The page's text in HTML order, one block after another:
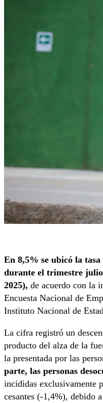
En 8,5% se ubicó la
durante el trimestre
2025), de acuerdo con la
Encuesta Nacional de
Instituto Nacional de
La cifra registró un
producto del alza de la
la presentada por las
parte, las personas
incididas exclusivamente
cesantes (-1,4%), debido